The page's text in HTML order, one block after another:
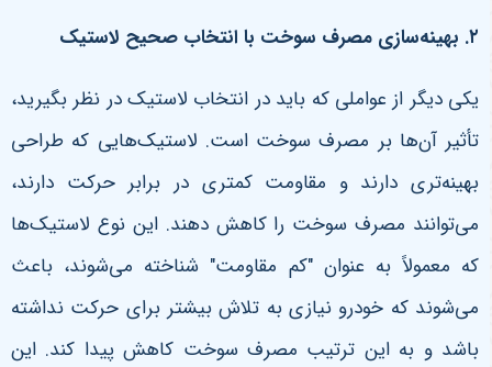
۲. بهینه‌سازی مصرف سوخت با انتخاب صحیح لاستیک
یکی دیگر از عواملی که باید در انتخاب لاستیک در نظر بگیرید،
تأثیر آن‌ها بر مصرف سوخت است. لاستیک‌هایی که طراحی
بهینه‌تری دارند و مقاومت کمتری در برابر حرکت دارند،
می‌توانند مصرف سوخت را کاهش دهند. این نوع لاستیک‌ها
که معمولاً به عنوان "کم مقاومت" شناخته می‌شوند، باعث
می‌شوند که خودرو نیازی به تلاش بیشتر برای حرکت نداشته
باشد و به این ترتیب مصرف سوخت کاهش پیدا کند. این